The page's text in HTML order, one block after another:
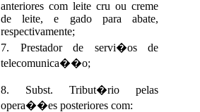
anteriores com leite cru ou creme
de leite, e gado para abate,
respectivamente;
7. Prestador de servi�os de
telecomunica��o;
8. Subst. Tribut�rio pelas
opera��es posteriores com: